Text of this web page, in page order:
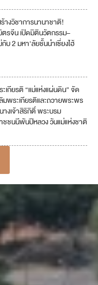
างวิชาการนานาชาติ!
รจีน เปิดมิตินวัตกรรม–
2 มหา’ลัยชั้นนำเซี่ยงไฮ้
เกียรติ “แม่แห่งแผ่นดิน” จัด
พระเกียรติและถวายพระพร
งเจ้าสิริกิติ์ พระบรม
ชชนนีพันปีหลวง วันแม่แห่งชาติ